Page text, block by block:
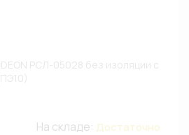
На складе: Достаточно